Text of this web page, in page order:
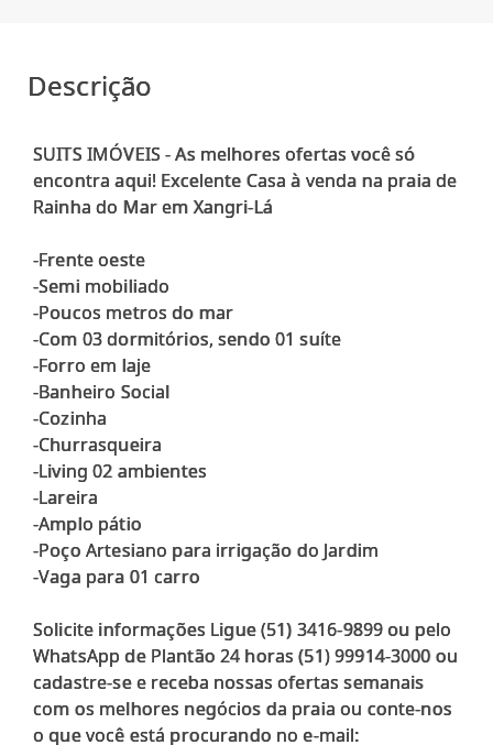
Descrição
SUITS IMÓVEIS - As melhores ofertas você só
encontra aqui! Excelente Casa à venda na praia de
Rainha do Mar em Xangri-Lá
-Frente oeste
-Semi mobiliado
-Poucos metros do mar
-Com 03 dormitórios, sendo 01 suíte
-Forro em laje
-Banheiro Social
-Cozinha
-Churrasqueira
-Living 02 ambientes
-Lareira
-Amplo pátio
-Poço Artesiano para irrigação do Jardim
-Vaga para 01 carro
Solicite informações Ligue (51) 3416-9899 ou pelo
WhatsApp de Plantão 24 horas (51) 99914-3000 ou
cadastre-se e receba nossas ofertas semanais
com os melhores negócios da praia ou conte-nos
o que você está procurando no e-mail: